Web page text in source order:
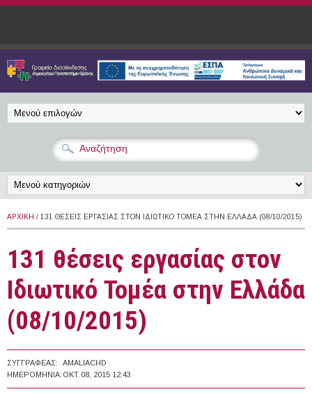
Παράκαμψη προς το κυρίως περιεχόμενο
ΑΡΧΙΚΉ / 131 ΘΈΣΕΙΣ ΕΡΓΑΣΊΑΣ ΣΤΟΝ ΙΔΙΩΤΙΚΌ ΤΟΜΈΑ ΣΤΗΝ ΕΛΛΆΔΑ (08/10/2015)
131 θέσεις εργασίας στον
Ιδιωτικό Τομέα στην Ελλάδα
(08/10/2015)
ΣΥΓΓΡΑΦΈΑΣ:
AMALIACHD
ΗΜΕΡΟΜΗΝΊΑ: ΟΚΤ 08, 2015 12:43